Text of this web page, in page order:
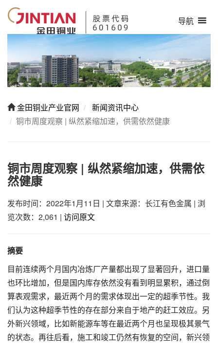
导航
金田铜业产业官网
新闻资讯中心
铜市周度观察 | 纵然紧缩加速，供需依然健康
铜市周度观察 | 纵然紧缩加速，供需依
然健康
发布时间：2022年1月11日 | 文章来源：长江有色金属 | 浏
览次数：2,061 | 访问原文
摘要
目前连续两个月国内冶炼厂产量都出现了显著回升，进口量
也环比增加，但是国内库存依然没有看到明显累积，通过倒
算表观需求，最近两个月的需求体现出一定的超季节性。我
们认为这种超季节性的存在部分来自于地产的赶工效应。另
外新兴领域，比如新能源车等在最近两个月也呈现极其景气
的状态。再往后看，施工和竣工仍然有恢复的空间，新兴领